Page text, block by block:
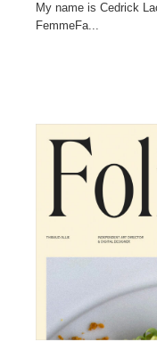
My name is Cedrick
FemmeFa...